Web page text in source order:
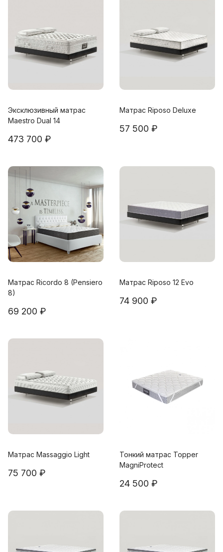
Эксклюзивный матрас
Maestro Dual 14
473 700 ₽
Матрас Riposo Deluxe
57 500 ₽
Матрас Ricordo 8 (Pensiero
8)
69 200 ₽
Матрас Riposo 12 Evo
74 900 ₽
Матрас Massaggio Light
75 700 ₽
Тонкий матрас Topper
MagniProtect
24 500 ₽